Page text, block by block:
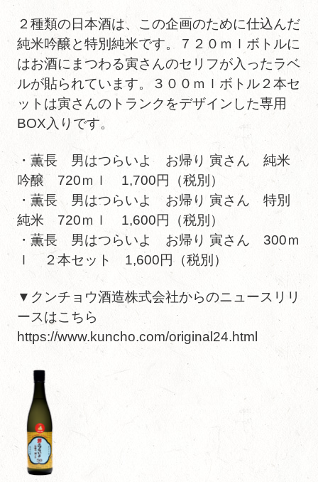
２種類の日本酒は、この企画のために仕込んだ
純米吟醸と特別純米です。７２０ｍｌボトルに
はお酒にまつわる寅さんのセリフが入ったラベ
ルが貼られています。３００ｍｌボトル２本セ
ットは寅さんのトランクをデザインした専用
BOX入りです。
・薫長 男はつらいよ お帰り 寅さん 純米
吟醸 720ｍｌ 1,700円（税別）
・薫長 男はつらいよ お帰り 寅さん 特別
純米 720ｍｌ 1,600円（税別）
・薫長 男はつらいよ お帰り 寅さん 300ｍ
ｌ ２本セット 1,600円（税別）
▼クンチョウ酒造株式会社からのニュースリリ
ースはこちら
https://www.kuncho.com/original24.html